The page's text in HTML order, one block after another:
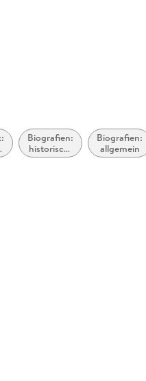
Biografien:
historisch,
politisch,
Biografien:
allgemein